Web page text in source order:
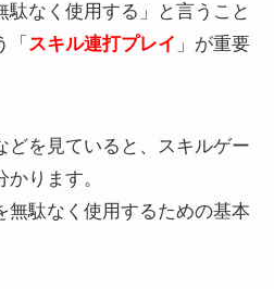
駄なく使用する」と言うこと
「 スキル連打プレイ 」が重要
どを見ていると、スキルゲー
ります。
無駄なく使用するための基本